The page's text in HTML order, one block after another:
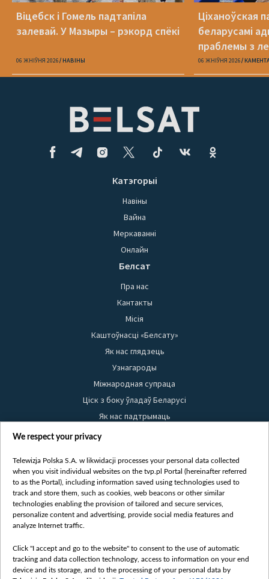
Віцебск і Гомель падтапіла
залевай. У Мазыры – рэкорд спёкі
06 ЖНІЎНЯ 2026 НАВІНЫ
Ціханоўская
беларусамі
праблемы з
06 ЖНІЎНЯ 2026
Катэгорыі
Навіны
Вайна
Меркаванні
Онлайн
Белсат
Пра нас
Кантакты
Місія
Каштоўнасці «Белсату»
Як нас глядзець
Узнагароды
Міжнародная супраца
Ціск з боку ўладаў Беларусі
Як нас падтрымаць
Правілы выкарыстання матэрыялаў
Бяспека
Youtube
Белсат news
Белсат Shorts
Жэстачайшы мульт
Belsat English
We respect your privacy
Telewizja Polska S.A. w likwidacji processes your personal data collected
when you visit individual websites on the tvp.pl Portal (hereinafter referred
to as the Portal), including information saved using technologies used to
track and store them, such as cookies, web beacons or other similar
technologies enabling the provision of tailored and secure services,
personalize content and advertising, provide social media features and
analyze Internet traffic.
Click "I accept and go to the website" to consent to the use of automatic
tracking and data collection technology, access to information on your end
device and its storage, and to the processing of your personal data by